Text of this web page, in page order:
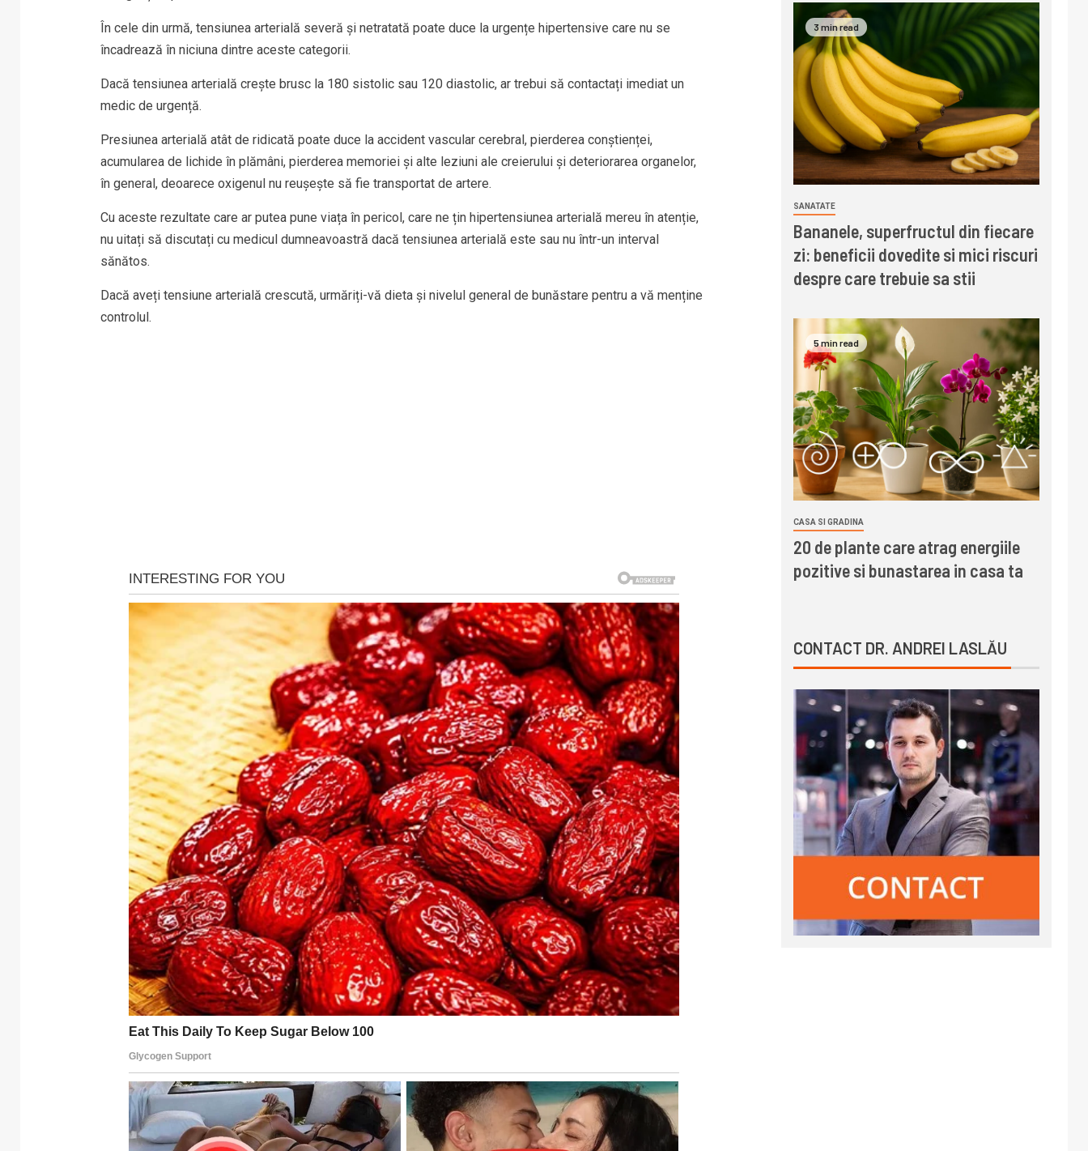
În cele din urmă, tensiunea arterială severă și netratată poate duce la urgențe hipertensive care nu se
încadrează în niciuna dintre aceste categorii.
Dacă tensiunea arterială crește brusc la 180 sistolic sau 120 diastolic, ar trebui să contactați imediat un
medic de urgență.
Presiunea arterială atât de ridicată poate duce la accident vascular cerebral, pierderea conștienței,
acumularea de lichide în plămâni, pierderea memoriei și alte leziuni ale creierului și deteriorarea organelor,
în general, deoarece oxigenul nu reușește să fie transportat de artere.
Cu aceste rezultate care ar putea pune viața în pericol, care ne țin hipertensiunea arterială mereu în atenție,
nu uitați să discutați cu medicul dumneavoastră dacă tensiunea arterială este sau nu într-un interval
sănătos.
Dacă aveți tensiune arterială crescută, urmăriți-vă dieta și nivelul general de bunăstare pentru a vă menține
controlul.
3 min read
SANATATE
Bananele, superfructul din fiecare
zi: beneficii dovedite si mici riscuri
despre care trebuie sa stii
5 min read
CASA SI GRADINA
20 de plante care atrag energiile
pozitive si bunastarea in casa ta
CONTACT DR. ANDREI LASLĂU